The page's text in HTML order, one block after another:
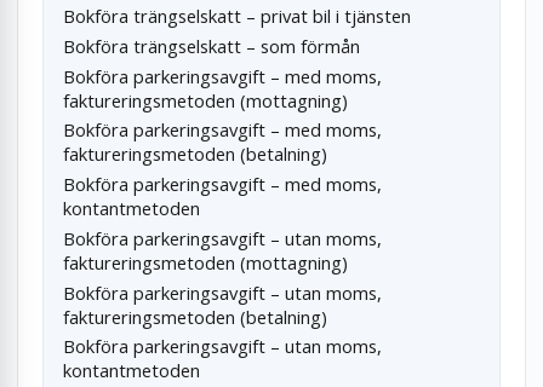
Bokföra trängselskatt – privat bil i tjänsten
Bokföra trängselskatt – som förmån
Bokföra parkeringsavgift – med moms,
faktureringsmetoden (mottagning)
Bokföra parkeringsavgift – med moms,
faktureringsmetoden (betalning)
Bokföra parkeringsavgift – med moms,
kontantmetoden
Bokföra parkeringsavgift – utan moms,
faktureringsmetoden (mottagning)
Bokföra parkeringsavgift – utan moms,
faktureringsmetoden (betalning)
Bokföra parkeringsavgift – utan moms,
kontantmetoden